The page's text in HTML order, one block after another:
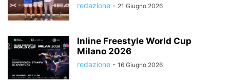
redazione - 21 Giugno 2026
Inline Freestyle World Cup
Milano 2026
redazione - 16 Giugno 2026